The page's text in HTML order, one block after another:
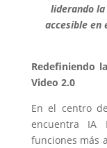
liderando
accesible en
Redefiniendo
Video 2.0
En el centro
encuentra
funciones más